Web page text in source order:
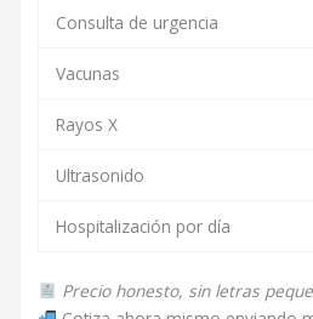
Consulta de urgencia
Vacunas
Rayos X
Ultrasonido
Hospitalización por día
Precio honesto, sin letras